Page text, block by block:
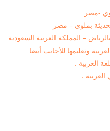
وتعليمها للأجانب أيضا
العربية .
.